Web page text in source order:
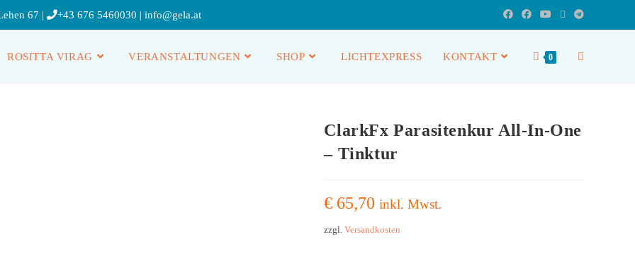
67 | +43 676 5460030 | info@gela.at
ROSITTA VIRAG VERANSTALTUNGEN SHOP LICHTEXPRESS KONTAKT 0
ClarkFx Parasitenkur All-In-One
– Tinktur
€ 65,70 inkl. Mwst.
zzgl.Versandkosten